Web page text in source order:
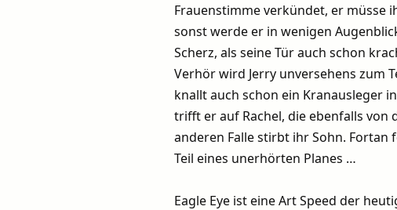
Frauenstimme verkündet, er müsse
sonst werde er in wenigen
Scherz, als seine Tür auch schon
Verhör wird Jerry unversehens zum
knallt auch schon ein Kranausleger
trifft er auf Rachel, die ebenfalls von
anderen Falle stirbt ihr Sohn.
Teil eines unerhörten Planes …
Eagle Eye ist eine Art Speed der